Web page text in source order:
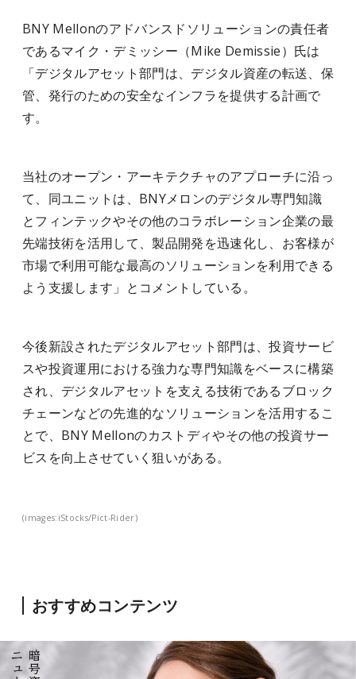
BNY Mellonのアドバンスドソリューションの責任者
であるマイク・デミッシー（Mike Demissie）氏は
「デジタルアセット部門は、デジタル資産の転送、保
管、発行のための安全なインフラを提供する計画で
す。
当社のオープン・アーキテクチャのアプローチに沿っ
て、同ユニットは、BNYメロンのデジタル専門知識
とフィンテックやその他のコラボレーション企業の最
先端技術を活用して、製品開発を迅速化し、お客様が
市場で利用可能な最高のソリューションを利用できる
よう支援します」とコメントしている。
今後新設されたデジタルアセット部門は、投資サービ
スや投資運用における強力な専門知識をベースに構築
され、デジタルアセットを支える技術であるブロック
チェーンなどの先進的なソリューションを活用するこ
とで、BNY Mellonのカストディやその他の投資サー
ビスを向上させていく狙いがある。
(images:iStocks/Pict-Rider)
おすすめコンテンツ